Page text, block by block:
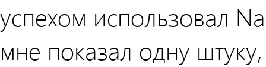
успехом использовал
мне показал одну